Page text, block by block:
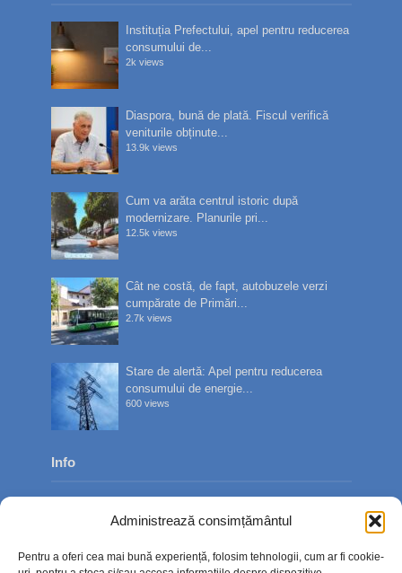
Administrează consimțământul
Pentru a oferi cea mai bună experiență, folosim tehnologii, cum ar fi cookie-
Instituția Prefectului, apel pentru reducerea
consumului de...
2k views
Diaspora, bună de plată. Fiscul verifică
veniturile obținute...
13.9k views
Cum va arăta centrul istoric după
modernizare. Planurile pri...
12.5k views
Cât ne costă, de fapt, autobuzele verzi
cumpărate de Primări...
2.7k views
Stare de alertă: Apel pentru reducerea
consumului de energie...
600 views
Info
Contact